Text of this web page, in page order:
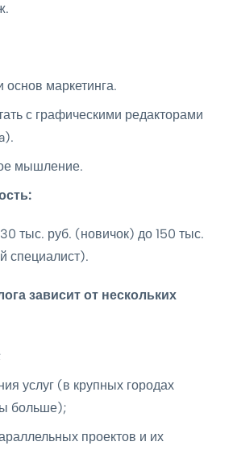
основ маркетинга.
с графическими редакторами
мышление.
тыс. руб. (новичок) до 150 тыс.
специалист).
зависит от нескольких
услуг (в крупных городах
больше);
проектов и их